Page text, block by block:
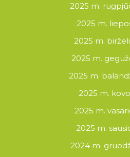
2025 m.
2025 m.
2025 m.
2025 m.
2025 m.
2025 m.
2025 m.
2025 m.
2024 m.